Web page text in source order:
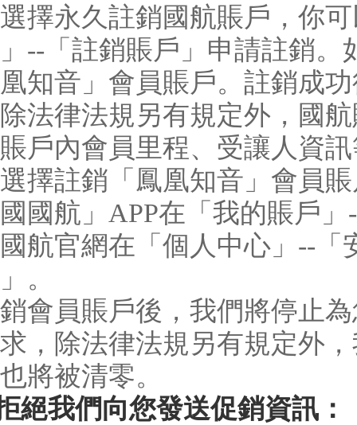
擇永久註銷國航賬戶，你
--「註銷賬戶」申請註銷
知音」會員賬戶。註銷成
法律法規另有規定外，國
戶內會員里程、受讓人資
擇註銷「鳳凰知音」會員
國航」APP在「我的賬戶
航官網在「個人中心」--
。
會員賬戶後，我們將停止
，除法律法規另有規定外
將被清零。
絕我們向您發送促銷資訊：